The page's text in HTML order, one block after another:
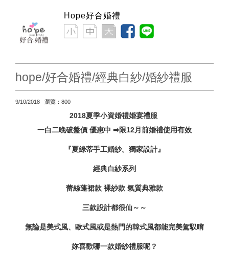
Hope好合婚禮
hope/好合婚禮/經典白紗/婚紗禮服
9/10/2018 瀏覽：800
2018夏季小資婚禮婚宴禮服
一白二晚破盤價 優惠中 ➡限12月前婚禮使用有效
『夏綠蒂手工婚紗。獨家設計』
經典白紗系列
蕾絲蓬裙款 裸紗款 氣質典雅款
三款設計都很仙～～
無論是美式風、歐式風或是熱門的韓式風都能完美駕馭唷
妳喜歡哪一款婚紗禮服呢？